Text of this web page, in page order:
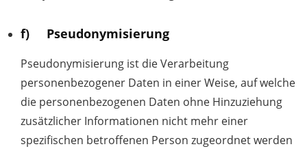
f) Pseudonymisierung
Pseudonymisierung ist die Verarbeitung
personenbezogener Daten in einer Weise, auf welche
die personenbezogenen Daten ohne Hinzuziehung
zusätzlicher Informationen nicht mehr einer
spezifischen betroffenen Person zugeordnet werden